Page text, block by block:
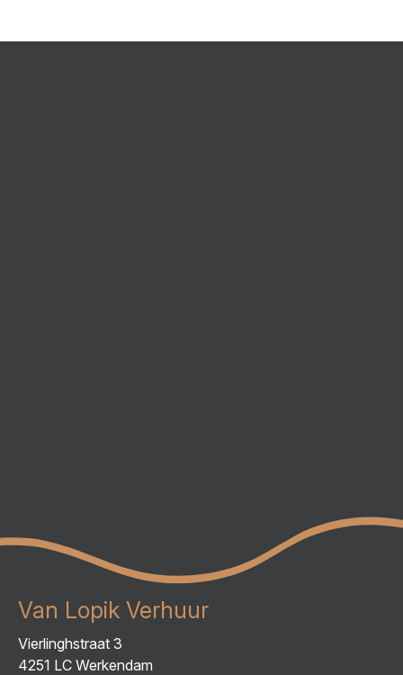
Van Lopik Verhuur
Vierlinghstraat 3
4251 LC Werkendam